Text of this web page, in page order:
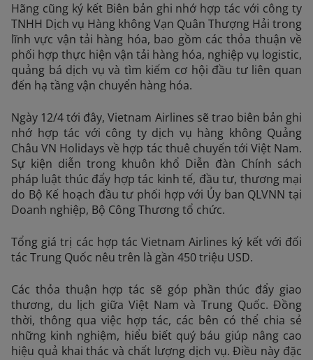
Hãng cũng ký kết Biên bản ghi nhớ hợp tác với công ty
TNHH Dịch vụ Hàng không Vạn Quân Thượng Hải trong
lĩnh vực vận tải hàng hóa, bao gồm các thỏa thuận về
phối hợp thực hiện vận tải hàng hóa, nghiệp vụ logistic,
quảng bá dịch vụ và tìm kiếm cơ hội đầu tư liên quan
đến hạ tầng vận chuyển hàng hóa.
Ngày 12/4 tới đây, Vietnam Airlines sẽ trao biên bản ghi
nhớ hợp tác với công ty dịch vụ hàng không Quảng
Châu VN Holidays về hợp tác thuê chuyến tới Việt Nam.
Sự kiện diễn trong khuôn khổ Diễn đàn Chính sách
pháp luật thúc đẩy hợp tác kinh tế, đầu tư, thương mại
do Bộ Kế hoạch đầu tư phối hợp với Ủy ban QLVNN tại
Doanh nghiệp, Bộ Công Thương tổ chức.
Tổng giá trị các hợp tác Vietnam Airlines ký kết với đối
tác Trung Quốc nêu trên là gần 450 triệu USD.
Các thỏa thuận hợp tác sẽ góp phần thúc đẩy giao
thương, du lịch giữa Việt Nam và Trung Quốc. Đồng
thời, thông qua việc hợp tác, các bên có thể chia sẻ
những kinh nghiệm, hiểu biết quý báu giúp nâng cao
hiệu quả khai thác và chất lượng dịch vụ. Điều này đặc